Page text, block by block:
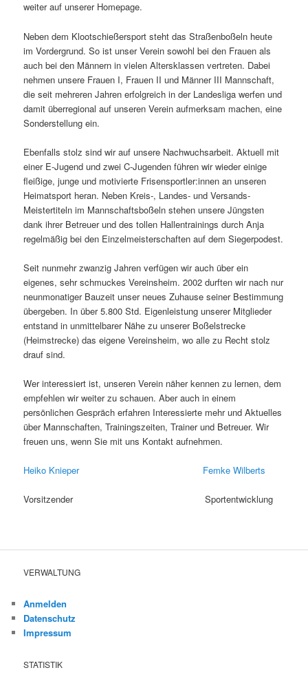
weiter auf unserer Homepage.
Neben dem Klootschießersport steht das Straßenboßeln heute
im Vordergrund. So ist unser Verein sowohl bei den Frauen als
auch bei den Männern in vielen Altersklassen vertreten. Dabei
nehmen unsere Frauen I, Frauen II und Männer III Mannschaft,
die seit mehreren Jahren erfolgreich in der Landesliga werfen und
damit überregional auf unseren Verein aufmerksam machen, eine
Sonderstellung ein.
Ebenfalls stolz sind wir auf unsere Nachwuchsarbeit. Aktuell mit
einer E-Jugend und zwei C-Jugenden führen wir wieder einige
fleißige, junge und motivierte Frisensportler:innen an unseren
Heimatsport heran. Neben Kreis-, Landes- und Versands-
Meistertiteln im Mannschaftsboßeln stehen unsere Jüngsten
dank ihrer Betreuer und des tollen Hallentrainings durch Anja
regelmäßig bei den Einzelmeisterschaften auf dem Siegerpodest.
Seit nunmehr zwanzig Jahren verfügen wir auch über ein
eigenes, sehr schmuckes Vereinsheim. 2002 durften wir nach nur
neunmonatiger Bauzeit unser neues Zuhause seiner Bestimmung
übergeben. In über 5.800 Std. Eigenleistung unserer Mitglieder
entstand in unmittelbarer Nähe zu unserer Boßelstrecke
(Heimstrecke) das eigene Vereinsheim, wo alle zu Recht stolz
drauf sind.
Wer interessiert ist, unseren Verein näher kennen zu lernen, dem
empfehlen wir weiter zu schauen. Aber auch in einem
persönlichen Gespräch erfahren Interessierte mehr und Aktuelles
über Mannschaften, Trainingszeiten, Trainer und Betreuer. Wir
freuen uns, wenn Sie mit uns Kontakt aufnehmen.
Heiko Knieper Femke Wilberts
Vorsitzender Sportentwicklung
VERWALTUNG
Anmelden
Datenschutz
Impressum
STATISTIK